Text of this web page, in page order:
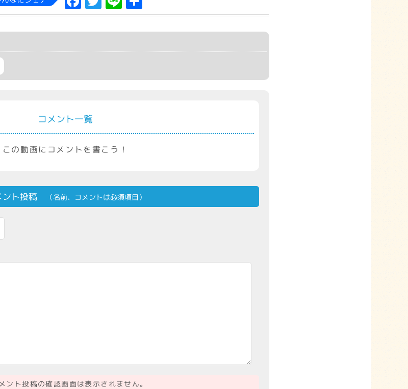
有
コメント一覧
この動画にコメントを書こう！
ント投稿 （名前、コメントは必須項目）
ント投稿の確認画面は表示されません。